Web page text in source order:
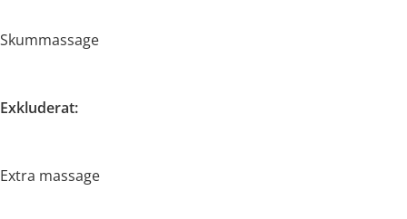
Skummassage
Exkluderat:
Extra massage